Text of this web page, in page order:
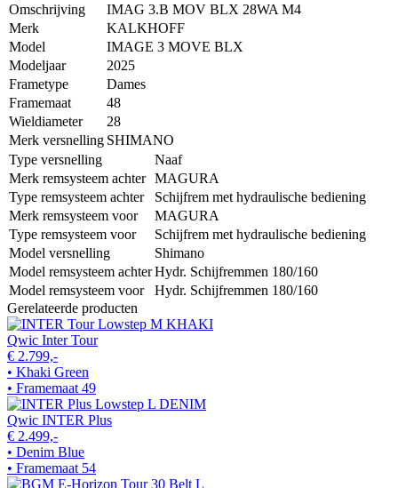
Omschrijving
IMAG 3.B MOV BLX 28WA M4
Merk
KALKHOFF
Model
IMAGE 3 MOVE BLX
Modeljaar
2025
Frametype
Dames
Framemaat
48
Wieldiameter
28
Merk versnelling SHIMANO
Type versnelling
Naaf
Merk remsysteem achter MAGURA
Type remsysteem achter
Schijfrem met hydraulische bediening
Merk remsysteem voor
MAGURA
Type remsysteem voor
Schijfrem met hydraulische bediening
Model versnelling
Shimano
Model remsysteem achterHydr. Schijfremmen 180/160
Model remsysteem voor
Hydr. Schijfremmen 180/160
Gerelateerde producten
Qwic Inter Tour
€ 2.799,-
• Khaki Green
• Framemaat 49
Qwic INTER Plus
€ 2.499,-
• Denim Blue
• Framemaat 54